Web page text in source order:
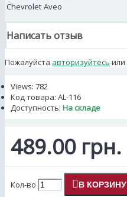
Chevrolet Aveo
Написать отзыв
Пожалуйста авторизуйтесь или
Views: 782
Код товара: AL-116
Доступность: На складе
489.00 грн.
Кол-во В КОРЗИНУ